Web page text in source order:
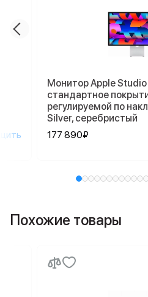
Монитор Apple Studio
стандартное
регулируемой по
Silver, серебристый
177 890₽
Похожие товары